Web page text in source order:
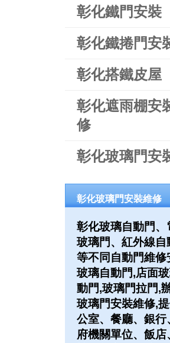
彰化鐵門安裝
彰化鐵捲門安
彰化搭鐵皮屋
彰化遮雨棚安
修
彰化玻璃門安
彰化玻璃門安裝維修
彰化玻璃自動門、
玻璃門、紅外線自
等不同自動門維修
玻璃自動門,店面
動門,玻璃門拉門,
玻璃門安裝維修,
公室、餐廳、銀行
府機關單位、飯店